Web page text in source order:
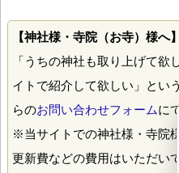
【神社様・寺院（お寺）様へ】
「うちの神社も取り上げて
イトで紹介して欲しい」とい
らのお問い合わせフォームに
※当サイトでの神社様・寺院
更新費などの費用はいただい